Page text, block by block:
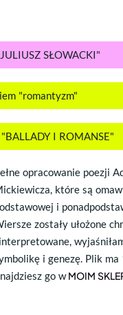
SŁOWACKI"
"romantyzm"
I ROMANSE"
opracowanie poezji
które są
i
zostały ułożone
i genezę. Plik
go w MOIM